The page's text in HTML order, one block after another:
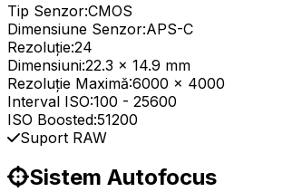
Tip Senzor:CMOS
Dimensiune Senzor:APS-C
Rezoluție:24
Dimensiuni:22.3 x 14.9 mm
Rezoluție Maximă:6000 x 4000
Interval ISO:100 - 25600
ISO Boosted:51200
Suport RAW
Sistem Autofocus